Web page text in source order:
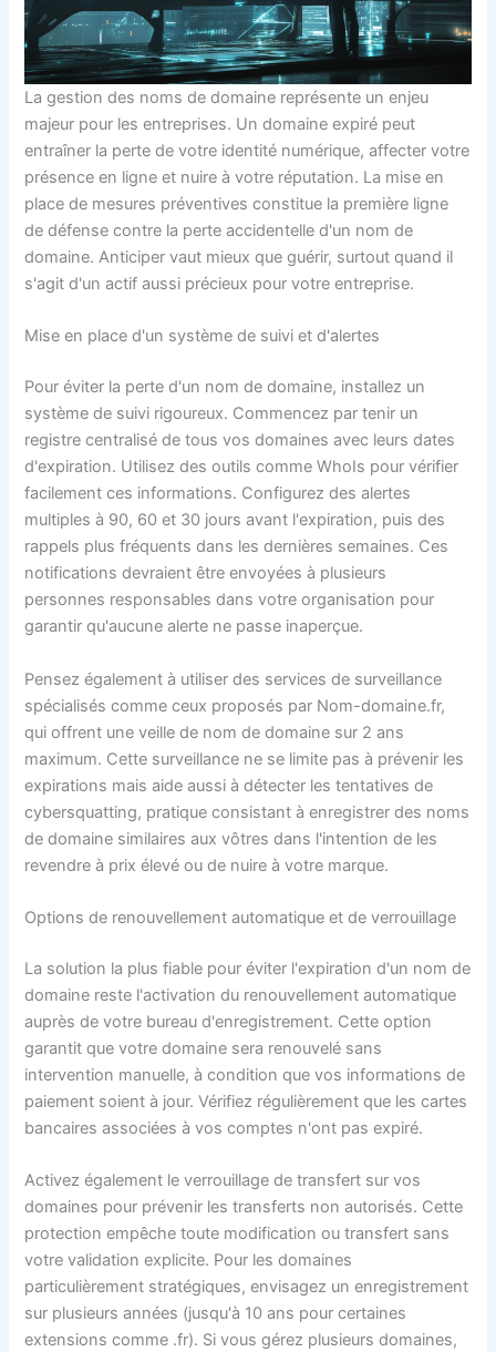
La gestion des noms de domaine représente un enjeu
majeur pour les entreprises. Un domaine expiré peut
entraîner la perte de votre identité numérique, affecter votre
présence en ligne et nuire à votre réputation. La mise en
place de mesures préventives constitue la première ligne
de défense contre la perte accidentelle d'un nom de
domaine. Anticiper vaut mieux que guérir, surtout quand il
s'agit d'un actif aussi précieux pour votre entreprise.
Mise en place d'un système de suivi et d'alertes
Pour éviter la perte d'un nom de domaine, installez un
système de suivi rigoureux. Commencez par tenir un
registre centralisé de tous vos domaines avec leurs dates
d'expiration. Utilisez des outils comme WhoIs pour vérifier
facilement ces informations. Configurez des alertes
multiples à 90, 60 et 30 jours avant l'expiration, puis des
rappels plus fréquents dans les dernières semaines. Ces
notifications devraient être envoyées à plusieurs
personnes responsables dans votre organisation pour
garantir qu'aucune alerte ne passe inaperçue.
Pensez également à utiliser des services de surveillance
spécialisés comme ceux proposés par Nom-domaine.fr,
qui offrent une veille de nom de domaine sur 2 ans
maximum. Cette surveillance ne se limite pas à prévenir les
expirations mais aide aussi à détecter les tentatives de
cybersquatting, pratique consistant à enregistrer des noms
de domaine similaires aux vôtres dans l'intention de les
revendre à prix élevé ou de nuire à votre marque.
Options de renouvellement automatique et de verrouillage
La solution la plus fiable pour éviter l'expiration d'un nom de
domaine reste l'activation du renouvellement automatique
auprès de votre bureau d'enregistrement. Cette option
garantit que votre domaine sera renouvelé sans
intervention manuelle, à condition que vos informations de
paiement soient à jour. Vérifiez régulièrement que les cartes
bancaires associées à vos comptes n'ont pas expiré.
Activez également le verrouillage de transfert sur vos
domaines pour prévenir les transferts non autorisés. Cette
protection empêche toute modification ou transfert sans
votre validation explicite. Pour les domaines
particulièrement stratégiques, envisagez un enregistrement
sur plusieurs années (jusqu'à 10 ans pour certaines
extensions comme .fr). Si vous gérez plusieurs domaines,